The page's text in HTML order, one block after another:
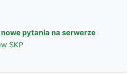
pytania na serwerze
SKP